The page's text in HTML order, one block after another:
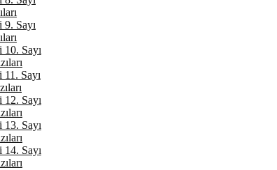
Sayı
Sayı
Sayı
Sayı
Sayı
Sayı